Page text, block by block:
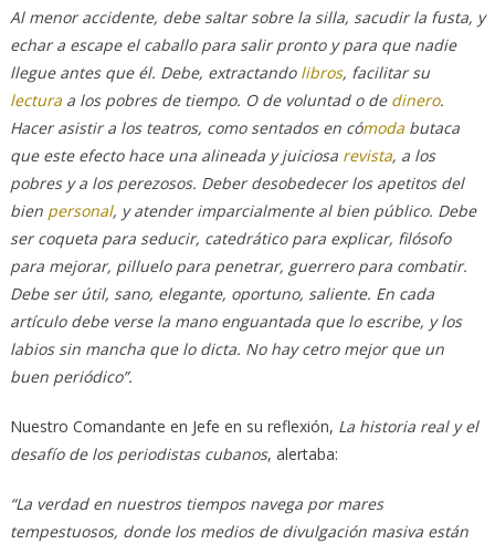
Al menor accidente, debe saltar sobre la silla, sacudir la fusta, y
echar a escape el caballo para salir pronto y para que nadie
llegue antes que él. Debe, extractando libros, facilitar su
lecturaa los pobres de tiempo. O de voluntad o de dinero.
Hacer asistir a los teatros, como sentados en cómodabutaca
que este efecto hace una alineada y juiciosa revista, a los
pobres y a los perezosos. Deber desobedecer los apetitos del
bien personal, y atender imparcialmente al bien público. Debe
ser coqueta para seducir, catedrático para explicar, filósofo
para mejorar, pilluelo para penetrar, guerrero para combatir.
Debe ser útil, sano, elegante, oportuno, saliente. En cada
artículo debe verse la mano enguantada que lo escribe, y los
labios sin mancha que lo dicta. No hay cetro mejor que un
buen periódico”.
Nuestro Comandante en Jefe en su reflexión, La historia real y el
desafío de los periodistas cubanos, alertaba:
“La verdad en nuestros tiempos navega por mares
tempestuosos, donde los medios de divulgación masiva están